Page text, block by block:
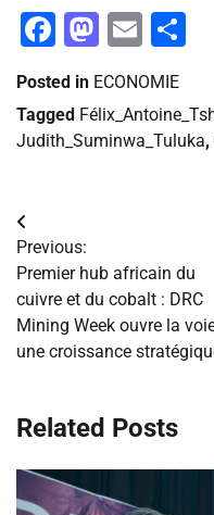
Facebook
Email
Posted in ECONOMIE
Tagged
Judith_Suminwa_Tuluka,
Navigation
de
l’article
Previous:
Premier hub africain du
cuivre et du cobalt : DRC
Mining Week ouvre la
une croissance
Related Posts